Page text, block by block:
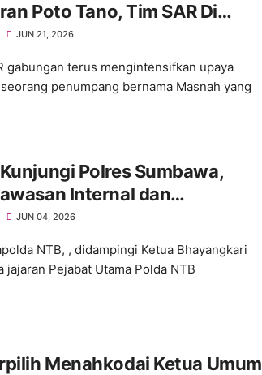
Poto Tano, Tim SAR Di
JUN 21, 2026
gabungan terus mengintensifkan upaya
penumpang bernama Masnah yang
Polres Sumbawa,
Internal dan
Masyarakat
JUN 04, 2026
NTB, , didampingi Ketua Bhayangkari
jajaran Pejabat Utama Polda NTB
Menahkodai Ketua Umum